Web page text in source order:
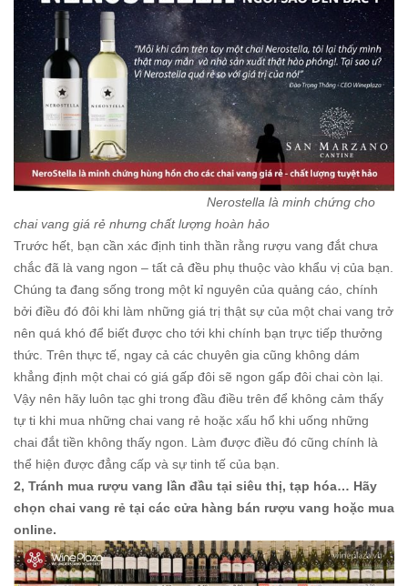
Nerostella là minh chứng cho
chai vang giá rẻ nhưng chất lượng hoàn hảo
Trước hết, bạn cần xác định tinh thần rằng rượu vang đắt chưa
chắc đã là vang ngon – tất cả đều phụ thuộc vào khẩu vị của bạn.
Chúng ta đang sống trong một kỉ nguyên của quảng cáo, chính
bởi điều đó đôi khi làm những giá trị thật sự của một chai vang trở
nên quá khó để biết được cho tới khi chính bạn trực tiếp thưởng
thức. Trên thực tế, ngay cả các chuyên gia cũng không dám
khẳng định một chai có giá gấp đôi sẽ ngon gấp đôi chai còn lại.
Vậy nên hãy luôn tạc ghi trong đầu điều trên để không cảm thấy
tự ti khi mua những chai vang rẻ hoặc xấu hổ khi uống những
chai đắt tiền không thấy ngon. Làm được điều đó cũng chính là
thể hiện được đẳng cấp và sự tinh tế của bạn.
2, Tránh mua rượu vang lần đầu tại siêu thị, tạp hóa… Hãy
chọn chai vang rẻ tại các cửa hàng bán rượu vang hoặc mua
online.